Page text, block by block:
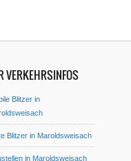
VERKEHRSINFOS
Blitzer in
Blitzer in Maroldsweisach
in Maroldsweisach